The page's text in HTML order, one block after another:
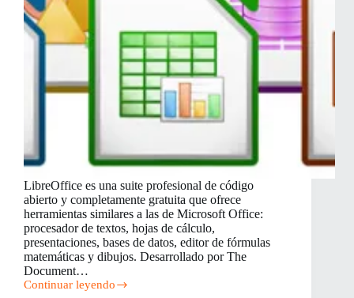
LibreOffice es una suite profesional de código
abierto y completamente gratuita que ofrece
herramientas similares a las de Microsoft Office:
procesador de textos, hojas de cálculo,
presentaciones, bases de datos, editor de fórmulas
matemáticas y dibujos. Desarrollado por The
Document…
Continuar leyendo
LibreOffice: